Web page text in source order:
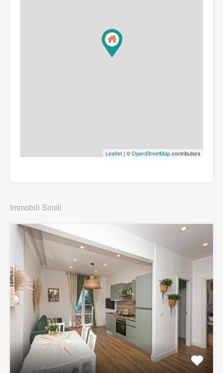
Leaflet | ©OpenStreetMapcontributors
Immobili Simili